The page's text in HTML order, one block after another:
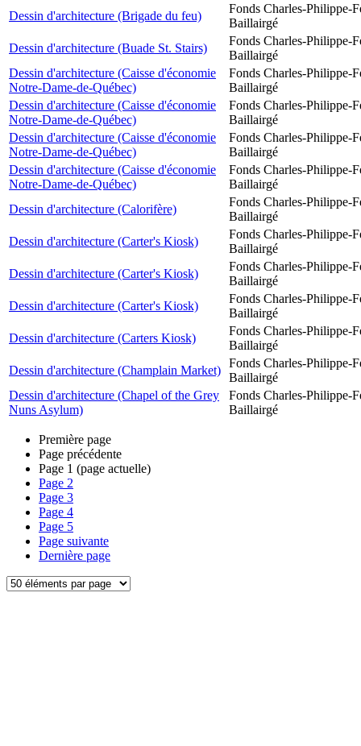
Dessin d'architecture (Brigade du feu)
Fonds Charles-Philippe-
Baillairgé
Dessin d'architecture (Buade St. Stairs)
Fonds Charles-Philippe-
Baillairgé
Dessin d'architecture (Caisse d'économie
Notre-Dame-de-Québec)
Fonds Charles-Philippe-
Baillairgé
Dessin d'architecture (Caisse d'économie
Notre-Dame-de-Québec)
Fonds Charles-Philippe-
Baillairgé
Dessin d'architecture (Caisse d'économie
Notre-Dame-de-Québec)
Fonds Charles-Philippe-
Baillairgé
Dessin d'architecture (Caisse d'économie
Notre-Dame-de-Québec)
Fonds Charles-Philippe-
Baillairgé
Dessin d'architecture (Calorifère)
Fonds Charles-Philippe-
Baillairgé
Dessin d'architecture (Carter's Kiosk)
Fonds Charles-Philippe-
Baillairgé
Dessin d'architecture (Carter's Kiosk)
Fonds Charles-Philippe-
Baillairgé
Dessin d'architecture (Carter's Kiosk)
Fonds Charles-Philippe-
Baillairgé
Dessin d'architecture (Carters Kiosk)
Fonds Charles-Philippe-
Baillairgé
Dessin d'architecture (Champlain Market)
Fonds Charles-Philippe-
Baillairgé
Dessin d'architecture (Chapel of the Grey
Nuns Asylum)
Fonds Charles-Philippe-
Baillairgé
Première page
Page précédente
Page 1 (page actuelle)
Page 2
Page 3
Page 4
Page 5
Page suivante
Dernière page